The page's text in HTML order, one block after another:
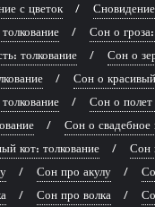
с цветок
Сон о
толкование
Сон о
Сон о
Сон о полет
Сон о свадебное
кот: толкование
Сон
Сон про акулу
Сон про волка